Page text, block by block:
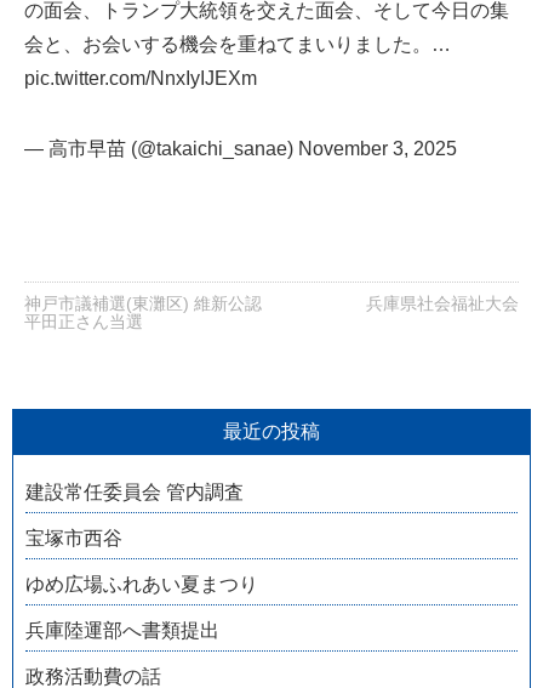
の面会、トランプ大統領を交えた面会、そして今日の集
会と、お会いする機会を重ねてまいりました。…
pic.twitter.com/NnxIyIJEXm
— 高市早苗 (@takaichi_sanae) November 3, 2025
神戸市議補選(東灘区) 維新公認
平田正さん当選
兵庫県社会福祉大会
最近の投稿
建設常任委員会 管内調査
宝塚市西谷
ゆめ広場ふれあい夏まつり
兵庫陸運部へ書類提出
政務活動費の話